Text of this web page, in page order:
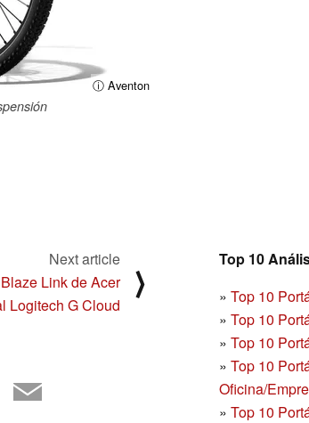
ⓘ Aventon
Top 10
» Top 10
» Top 10
» Top 10
» Top 10
Oficina/
» Top 10
Next article
Link de Acer
Logitech G Cloud
⟩